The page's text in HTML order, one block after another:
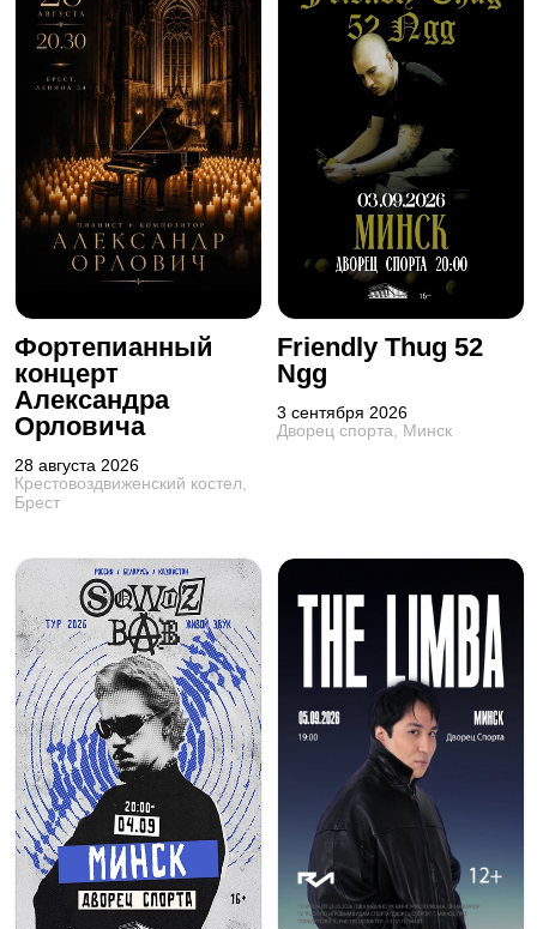
Фортепианный
концерт
Александра
Орловича
28 августа 2026
Крестовоздвиженский костел,
Брест
Friendly Thug 52
Ngg
3 сентября 2026
Дворец спорта, Минск